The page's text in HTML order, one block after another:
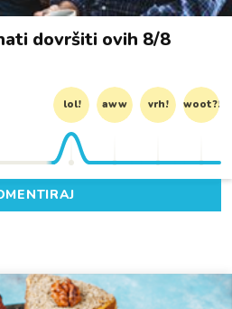
dovršiti ovih 8/8
lol! aww vrh! woot?!